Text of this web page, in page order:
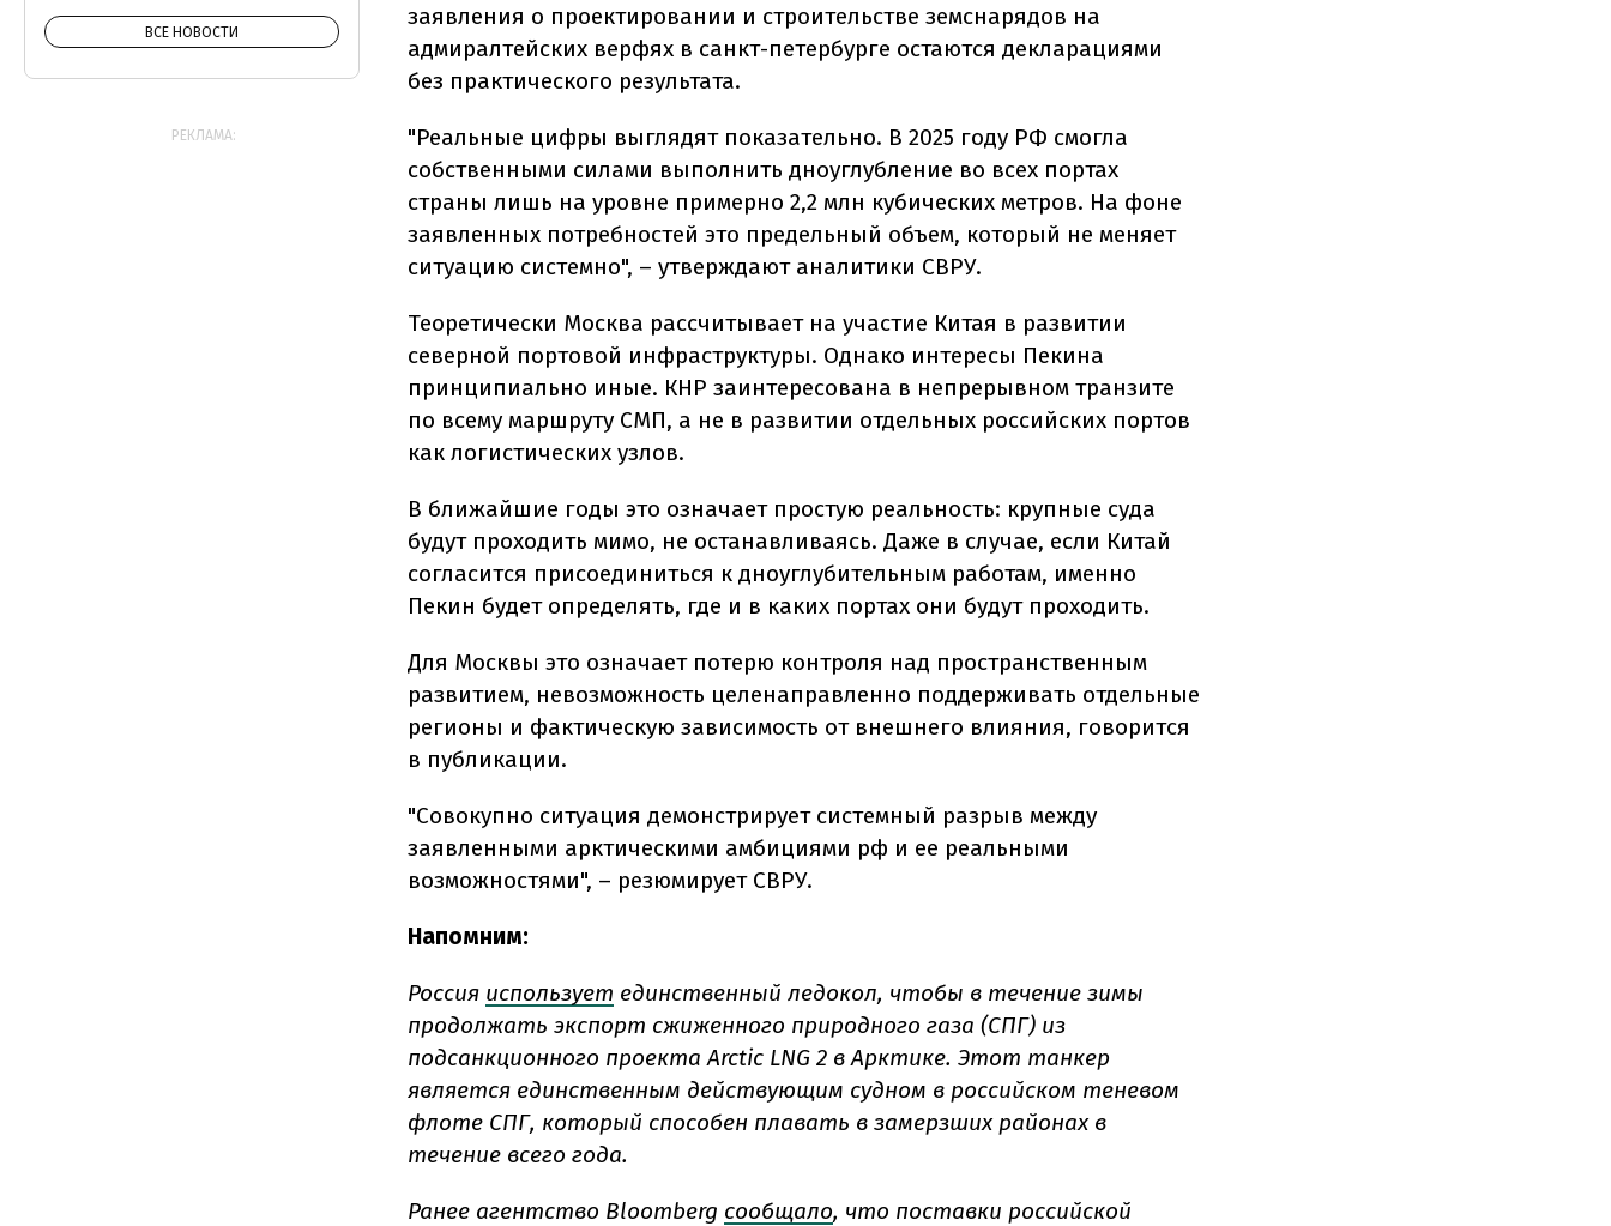
заявления о проектировании и строительстве земснарядов на
адмиралтейских верфях в санкт-петербурге остаются декларациями
без практического результата.
"Реальные цифры выглядят показательно. В 2025 году РФ смогла
собственными силами выполнить дноуглубление во всех портах
страны лишь на уровне примерно 2,2 млн кубических метров. На фоне
заявленных потребностей это предельный объем, который не меняет
ситуацию системно", – утверждают аналитики СВРУ.
Теоретически Москва рассчитывает на участие Китая в развитии
северной портовой инфраструктуры. Однако интересы Пекина
принципиально иные. КНР заинтересована в непрерывном транзите
по всему маршруту СМП, а не в развитии отдельных российских портов
как логистических узлов.
В ближайшие годы это означает простую реальность: крупные суда
будут проходить мимо, не останавливаясь. Даже в случае, если Китай
согласится присоединиться к дноуглубительным работам, именно
Пекин будет определять, где и в каких портах они будут проходить.
Для Москвы это означает потерю контроля над пространственным
развитием, невозможность целенаправленно поддерживать отдельные
регионы и фактическую зависимость от внешнего влияния, говорится
в публикации.
"Совокупно ситуация демонстрирует системный разрыв между
заявленными арктическими амбициями рф и ее реальными
возможностями", – резюмирует СВРУ.
Напомним:
Россия использует единственный ледокол, чтобы в течение зимы
продолжать экспорт сжиженного природного газа (СПГ) из
подсанкционного проекта Arctic LNG 2 в Арктике. Этот танкер
является единственным действующим судном в российском теневом
флоте СПГ, который способен плавать в замерзших районах в
течение всего года.
Ранее агентство Bloomberg сообщало, что поставки российской
ВСЕ НОВОСТИ
РЕКЛАМА: